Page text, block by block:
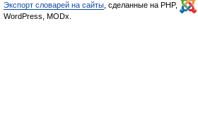
Экспорт словарей на сайты , сделанные на PHP,
WordPress, MODx.